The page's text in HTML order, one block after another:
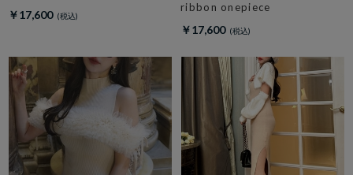
￥17,600
ribbon onepiece
￥17,600